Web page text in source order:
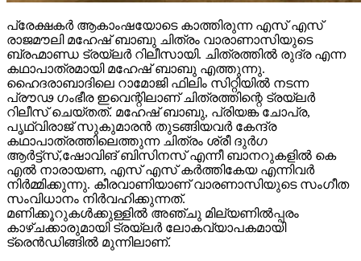
പ്രേക്ഷകർ ആകാംഷയോടെ കാത്തിരുന്ന എസ് എസ്
രാജമൗലി മഹേഷ് ബാബു ചിത്രം വാരാണാസിയുടെ
ബ്രഹ്മാണ്ഡ ട്രയ്ലർ റിലീസായി. ചിത്രത്തിൽ രുദ്ര എന്ന
കഥാപാത്രമായി മഹേഷ് ബാബു എത്തുന്നു.
ഹൈദരാബാദിലെ റാമോജി ഫിലിം സിറ്റിയിൽ നടന്ന
പ്രൗഢ ഗംഭീര ഇവെന്റിലാണ് ചിത്രത്തിന്റെ ട്രയ്ലർ
റിലീസ് ചെയ്തത്. മഹേഷ് ബാബു, പ്രിയങ്ക ചോപ്ര,
പൃഥ്വിരാജ് സുകുമാരൻ തുടങ്ങിയവർ കേന്ദ്ര
കഥാപാത്രത്തിലെത്തുന്ന ചിത്രം ശ്രീ ദുർഗ
ആർട്ട്സ്,ഷോവിങ് ബിസിനസ് എന്നീ ബാനറുകളിൽ കെ
എൽ നാരായണ, എസ് എസ് കർത്തികേയ എന്നിവർ
നിർമ്മിക്കുന്നു. കീരവാണിയാണ് വാരണാസിയുടെ സംഗീത
സംവിധാനം നിർവഹിക്കുന്നത്.
മണിക്കൂറുകൾക്കുള്ളിൽ അഞ്ചു മില്യണിൽപ്പരം
കാഴ്ചക്കാരുമായി ട്രയ്ലർ ലോകവ്യാപകമായി
ട്രെൻഡിങ്ങിൽ മുന്നിലാണ്.